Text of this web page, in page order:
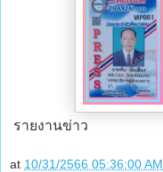
รายงานข่าว
at 10/31/2566 05:36:00 AM